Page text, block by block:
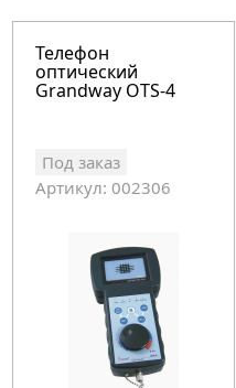
Телефон
оптический
Grandway OTS-4
Под заказ
Артикул: 002306